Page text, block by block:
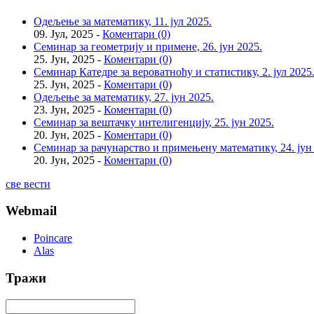
Одељење за математику, 11. јул 2025.
09. Јул, 2025 - Коментари (0)
Семинар за геометрију и примене, 26. јун 2025.
25. Јун, 2025 - Коментари (0)
Семинар Катедре за вероватноћу и статистику, 2. јул 2025.
25. Јун, 2025 - Коментари (0)
Одељење за математику, 27. јун 2025.
23. Јун, 2025 - Коментари (0)
Семинар за вештачку интелигенцију, 25. јун 2025.
20. Јун, 2025 - Коментари (0)
Семинар за рачунарство и примењену математику, 24. јун
20. Јун, 2025 - Коментари (0)
све вести
Webmail
Poincare
Alas
Тражи